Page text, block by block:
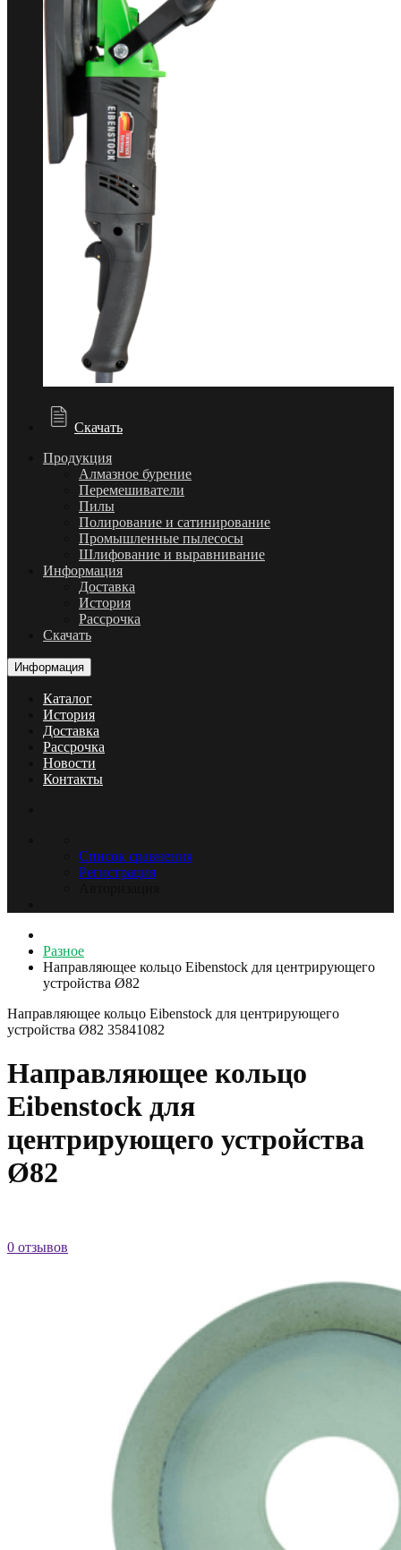
Скачать
Продукция
Алмазное бурение
Перемешиватели
Пилы
Полирование и сатинирование
Промышленные пылесосы
Шлифование и выравнивание
Информация
Доставка
История
Рассрочка
Скачать
Информация
Каталог
История
Доставка
Рассрочка
Новости
Контакты
Список сравнения
Регистрация
Разное
Направляющее кольцо Eibenstock для центрирующего
устройства Ø82
Направляющее кольцо Eibenstock для центрирующего
устройства Ø82 35841082
Направляющее кольцо
Eibenstock для
центрирующего устройства
Ø82
0 отзывов